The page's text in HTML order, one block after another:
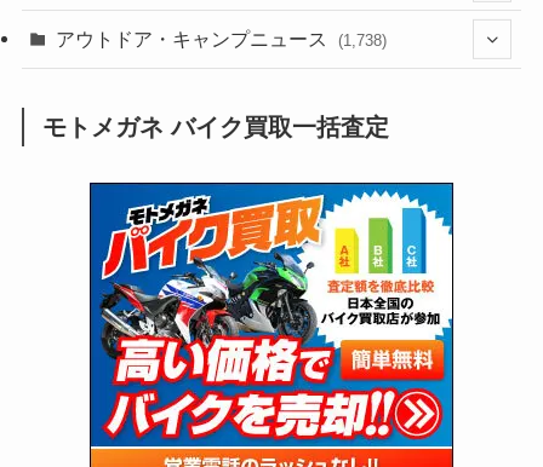
(60)
(31)
(51)
(34)
(5)
(12)
(65)
(109)
(38)
(24)
(16)
(25)
(24)
(47)
(15)
(5)
(249)
(64)
(16)
(62)
(4)
(6)
(17)
(5)
(2,474)
(249)
(1,226)
(12)
(131)
(38)
(131)
(167)
(85)
(21)
(61)
(171)
(98)
(13)
(60)
(274)
(171)
(38)
(47)
(59)
(66)
(16)
(141)
(255)
(204)
(1,143)
(166)
(23)
(33)
(34)
(35)
(41)
(415)
(16)
(137)
(75)
(2,744)
(126)
(170)
(211) (132)
(171)
(118)
(27)
アウトドア・キャンプニュース (1,738)
(1,605)
(147)
(13)
(19)
(12)
(16)
モトメガネ バイク買取一括査定